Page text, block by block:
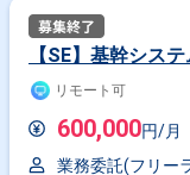
【SE】基幹シス
リモート可
600,000円/月
業務委託(フリー